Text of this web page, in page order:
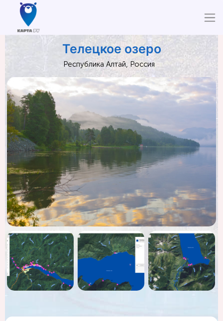
Телецкое озеро
Республика Алтай, Россия